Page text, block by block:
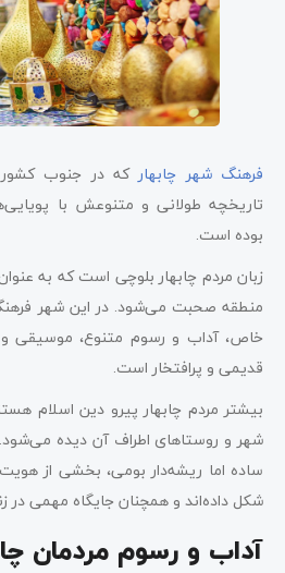
فرهنگ شهر چابهارکه در جنوب کشور
تاریخچه طولانی و متنوعش با
بوده است.
زبان مردم چابهار بلوچی است که به
منطقه صحبت می‌شود. در این شهر
خاص، آداب و رسوم متنوع، موسیقی
قدیمی و پرافتخار است.
بیشتر مردم چابهار پیرو دین اسلام
شهر و روستاهای اطراف آن دیده می‌شود.
ساده اما ریشه‌دار بومی، بخشی از
شکل داده‌اند و همچنان جایگاه مهمی در
آداب و رسوم مردمان